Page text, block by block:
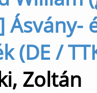
Ásvány-
(DE /
Zoltán